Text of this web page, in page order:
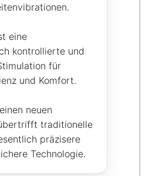
eine
kontrollierte und
für
und Komfort.
neuen
traditionelle
präzisere
Technologie.